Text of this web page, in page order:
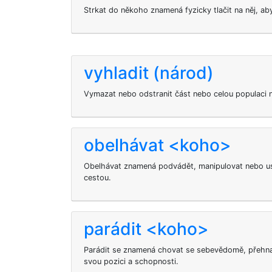
Strkat do někoho znamená fyzicky tlačit na něj,
vyhladit (národ)
Vymazat nebo odstranit část nebo celou populaci
obelhávat <koho>
Obelhávat znamená podvádět, manipulovat nebo
cestou.
parádit <koho>
Parádit se znamená chovat se sebevědomě,
svou pozici a schopnosti.